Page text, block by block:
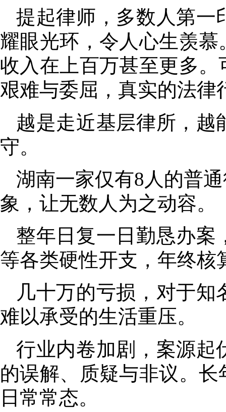
提起律师 ， 多数人第一
耀眼光环 ， 令人心生羡慕
收入在上百万甚至更多。
艰难与委屈 ， 真实的法律
越是走近基层律所 ， 越
守。
湖南一家仅有8人的普
象 ， 让无数人为之动容。
整年日复一日勤恳办案
等各类硬性开支 ， 年终核
几十万的亏损 ， 对于知
难以承受的生活重压。
行业内卷加剧
， 案源起
的误解、质疑与非议。长
日常常态。